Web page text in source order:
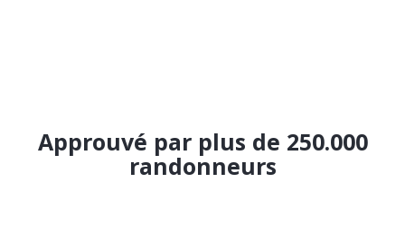
Approuvé par plus de 250.000
randonneurs